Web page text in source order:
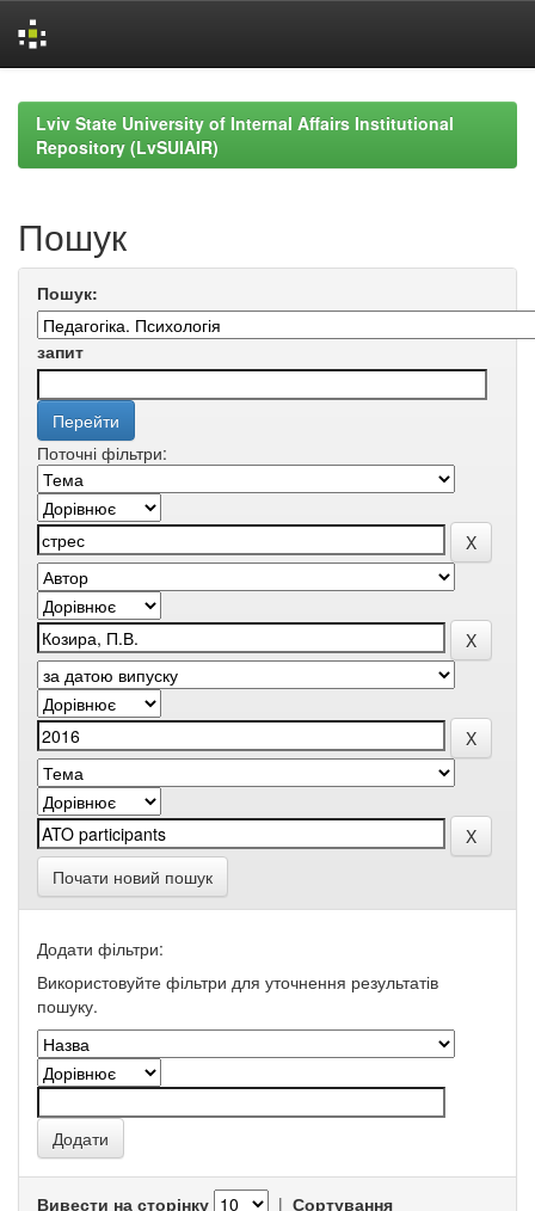
navigationLviv State University of Internal Affairs Institutional
Repository (LvSUIAIR)
Пошук
Пошук:
запит
Поточні фільтри:
Почати новий пошук
Додати фільтри:
Використовуйте фільтри для уточнення результатів
пошуку.
Вивести на сторінку | Сортування